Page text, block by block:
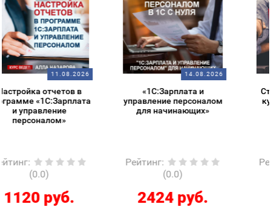
14.08.2026
«1С:Зарплата и
управление персоналом
для начинающих»
Рейтинг:
2424 руб.
14.08.2026
Старт в 1С – обзорный
курс для начинающих
Рейтинг:
286 руб.